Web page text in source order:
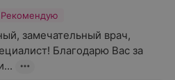
Рекомендую
замечательный врач,
Благодарю Вас за